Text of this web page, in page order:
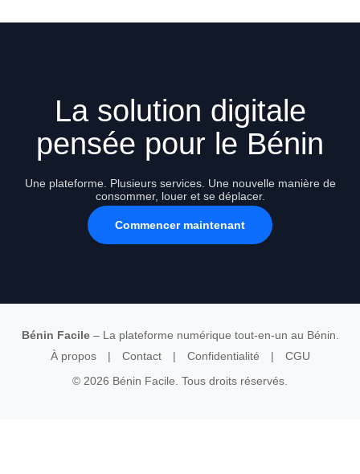
La solution digitale
pensée pour le Bénin
Une plateforme. Plusieurs services. Une nouvelle manière de
consommer, louer et se déplacer.
Commencer maintenant
Bénin Facile– La plateforme numérique tout-en-un au Bénin.
À propos
| Contact | Confidentialité |
CGU
© 2026 Bénin Facile. Tous droits réservés.